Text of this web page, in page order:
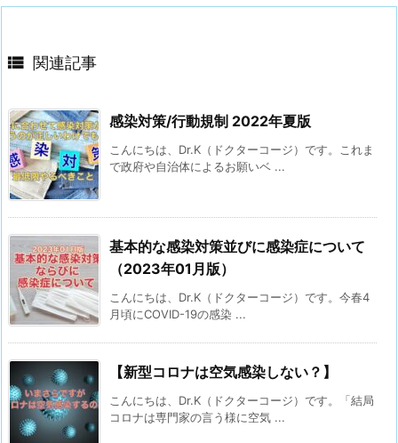
 関連記事
感染対策/行動規制 2022年夏版
こんにちは、Dr.K（ドクターコージ）です。⁡これま
で政府や自治体によるお願いベ ...
基本的な感染対策並びに感染症について
（2023年01月版）
こんにちは、Dr.K（ドクターコージ）です。⁡今春4
月頃にCOVID-19の感染 ...
【新型コロナは空気感染しない？】
こんにちは、Dr.K（ドクターコージ）です。⁡「結局
コロナは専門家の言う様に空気 ...